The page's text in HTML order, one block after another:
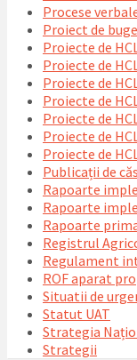
Procese
Proiect de
Proiecte de
Proiecte de
Proiecte de
Proiecte de
Proiecte de
Proiecte de
Proiecte de
Publicații de
Rapoarte
Rapoarte
Rapoarte
Registrul
Regulament
ROF aparat
Situatii de
Statut UAT
Strategia
Strategii